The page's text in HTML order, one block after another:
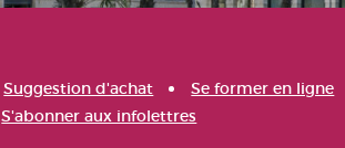
Suggestion d'achat
Se former en ligne
S'abonner aux infolettres